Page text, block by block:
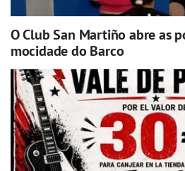
O Club San Martiño abre as
mocidade do Barco